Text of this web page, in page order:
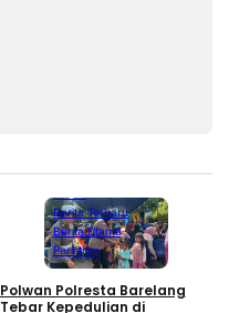
Berita Terbaru
Berita Utama
Peristiwa
Polwan Polresta Barelang
Tebar Kepedulian di